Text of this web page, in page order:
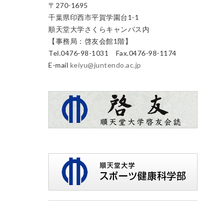
〒270-1695
千葉県印西市平賀学園台1-1
順天堂大学さくらキャンパス内
【事務局：啓友会館1階】
Tel.0476-98-1031 Fax.0476-98-1174
E-mail keiyu@juntendo.ac.jp